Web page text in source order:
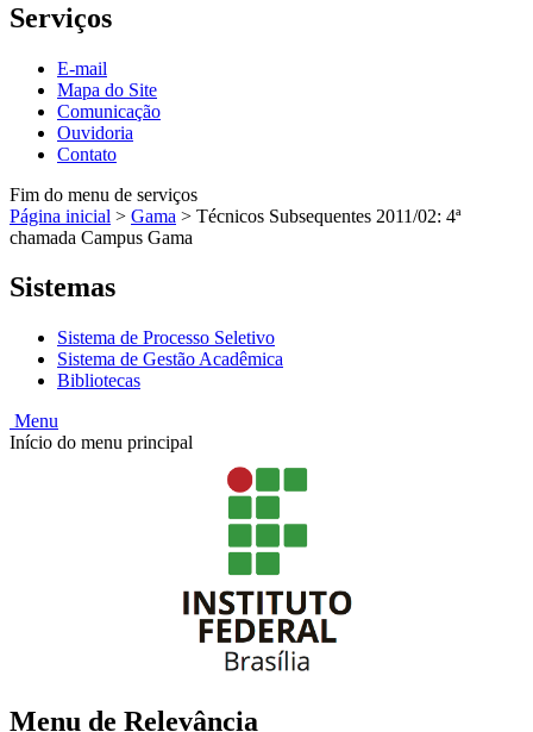
Serviços
E-mail
Mapa do Site
Comunicação
Ouvidoria
Contato
Fim do menu de serviços
Página inicial > Gama > Técnicos Subsequentes 2011/02: 4ª
chamada Campus Gama
Sistemas
Sistema de Processo Seletivo
Sistema de Gestão Acadêmica
Bibliotecas
Menu
Início do menu principal
Menu de Relevância